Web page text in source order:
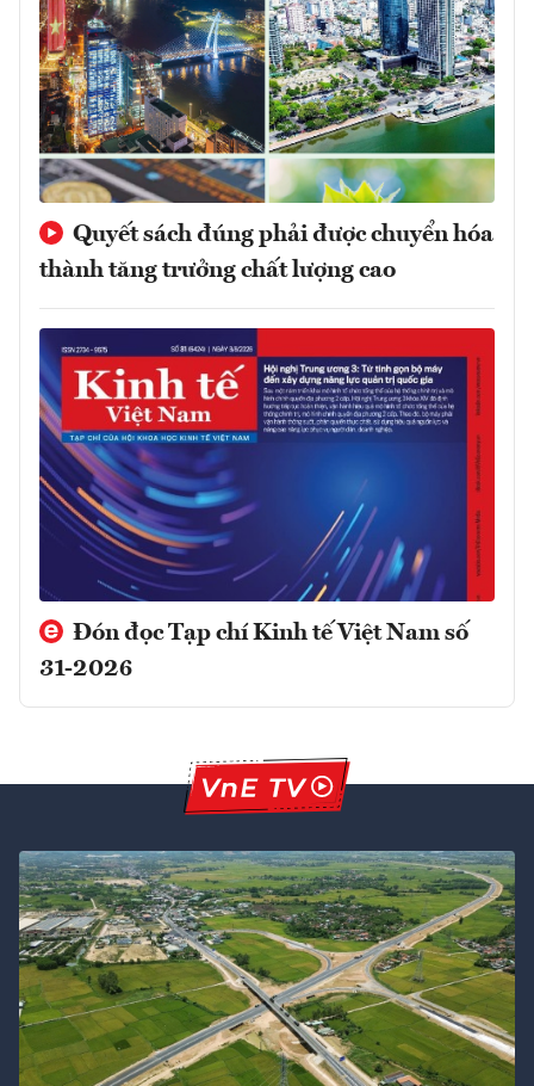
Quyết sách đúng phải được chuyển hóa
thành tăng trưởng chất lượng cao
Đón đọc Tạp chí Kinh tế Việt Nam số
31-2026